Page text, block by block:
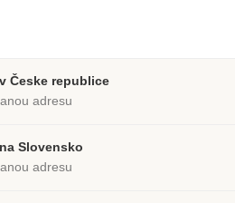
Česke republice
adresu
Slovensko
adresu